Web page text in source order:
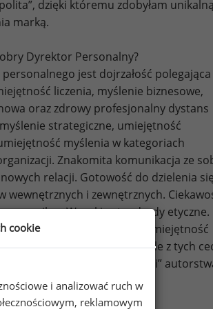
dzięki któremu zdobyłam unikalną
marką.
Dyrektor Personalny?
jest dojrzałość polegająca
liczenia, myślenie biznesowe,
oraz zdrowy profesjonalny dystans
strategiczne, umiejętność
myślenia w kategoriach
Znakomita komunikacja ze
relacji. Gotowość do dzielenia się
i zewnętrznych.
cywilna. Wysokie standardy etyczne.
wspólnych celów i zmian. Umiejętność
„stado”. Duch zabawy. Wiele z tych
książce „Biegnąca z wilkami”
cookie
i analizować ruch w
reklamowym